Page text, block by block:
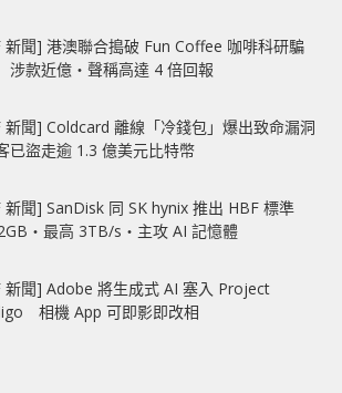
新聞] 港澳聯合搗破 Fun Coffee 咖啡科研騙
款近億‧聲稱高達 4 倍回報
新聞] Coldcard 離線「冷錢包」爆出致命漏洞
已盜走逾 1.3 億美元比特幣
新聞] SanDisk 同 SK hynix 推出 HBF 標準
最高 3TB/s‧主攻 AI 記憶體
新聞] Adobe 將生成式 AI 塞入 Project
相機 App 可即影即改相